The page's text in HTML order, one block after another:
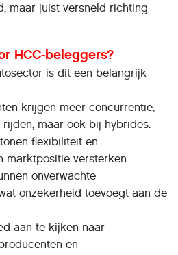
maar juist versneld richting
HCC-beleggers?
is dit een belangrijk
krijgen meer concurrentie,
maar ook bij hybrides.
flexibiliteit en
marktpositie versterken.
onverwachte
onzekerheid toevoegt aan de
aan te kijken naar
en